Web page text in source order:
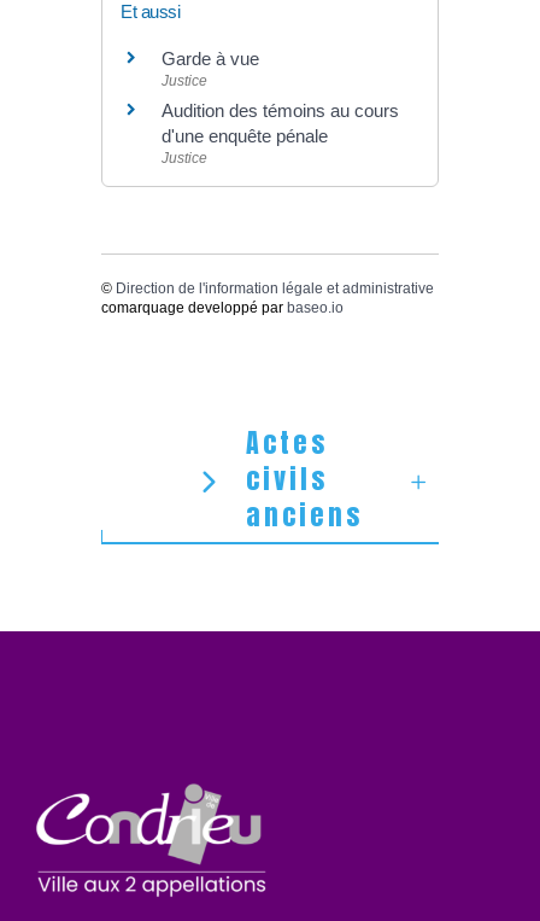
Et aussi
Garde à vue
Justice
Audition des témoins au cours
d'une enquête pénale
Justice
© Direction de l'information légale et administrative
comarquage developpé par baseo.io
Actes
civils
anciens